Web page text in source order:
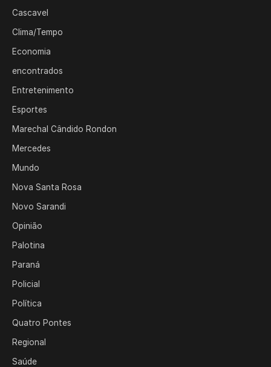
Cascavel
Clima/Tempo
Economia
encontrados
Entretenimento
Esportes
Marechal Cândido Rondon
Mercedes
Mundo
Nova Santa Rosa
Novo Sarandi
Opinião
Palotina
Paraná
Policial
Política
Quatro Pontes
Regional
Saúde